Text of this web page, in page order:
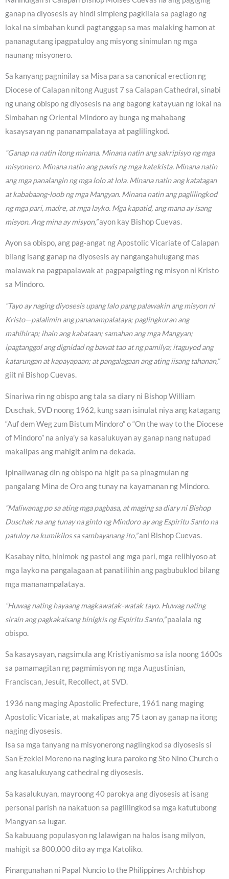
ganap na diyosesis ay hindi simpleng pagkilala sa paglago ng
lokal na simbahan kundi pagtanggap sa mas malaking hamon at
pananagutang ipagpatuloy ang misyong sinimulan ng mga
naunang misyonero.
Sa kanyang pagninilay sa Misa para sa canonical erection ng
Diocese of Calapan nitong August 7 sa Calapan Cathedral, sinabi
ng unang obispo ng diyosesis na ang bagong katayuan ng lokal na
Simbahan ng Oriental Mindoro ay bunga ng mahabang
kasaysayan ng pananampalataya at paglilingkod.
“Ganap na natin itong minana. Minana natin ang sakripisyo ng mga
misyonero. Minana natin ang pawis ng mga katekista. Minana natin
ang mga panalangin ng mga lolo at lola. Minana natin ang katatagan
at kababaang-loob ng mga Mangyan. Minana natin ang paglilingkod
ng mga pari, madre, at mga layko. Mga kapatid, ang mana ay isang
misyon. Ang mina ay misyon,”ayon kay Bishop Cuevas.
Ayon sa obispo, ang pag-angat ng Apostolic Vicariate of Calapan
bilang isang ganap na diyosesis ay nangangahulugang mas
malawak na pagpapalawak at pagpapaigting ng misyon ni Kristo
sa Mindoro.
“Tayo ay naging diyosesis upang lalo pang palawakin ang misyon ni
Kristo—palalimin ang pananampalataya; paglingkuran ang
mahihirap; ihain ang kabataan; samahan ang mga Mangyan;
ipagtanggol ang dignidad ng bawat tao at ng pamilya; itaguyod ang
katarungan at kapayapaan; at pangalagaan ang ating iisang tahanan,”
giit ni Bishop Cuevas.
Sinariwa rin ng obispo ang tala sa diary ni Bishop William
Duschak, SVD noong 1962, kung saan isinulat niya ang katagang
“Auf dem Weg zum Bistum Mindoro” o “On the way to the Diocese
of Mindoro” na aniya’y sa kasalukuyan ay ganap nang natupad
makalipas ang mahigit anim na dekada.
Ipinaliwanag din ng obispo na higit pa sa pinagmulan ng
pangalang Mina de Oro ang tunay na kayamanan ng Mindoro.
“Maliwanag po sa ating mga pagbasa, at maging sa diary ni Bishop
Duschak na ang tunay na ginto ng Mindoro ay ang Espiritu Santo na
patuloy na kumikilos sa sambayanang ito,”ani Bishop Cuevas.
Kasabay nito, hinimok ng pastol ang mga pari, mga relihiyoso at
mga layko na pangalagaan at panatilihin ang pagbubuklod bilang
mga mananampalataya.
“Huwag nating hayaang magkawatak-watak tayo. Huwag nating
sirain ang pagkakaisang binigkis ng Espiritu Santo,”paalala ng
obispo.
Sa kasaysayan, nagsimula ang Kristiyanismo sa isla noong 1600s
sa pamamagitan ng pagmimisyon ng mga Augustinian,
Franciscan, Jesuit, Recollect, at SVD.
1936 nang maging Apostolic Prefecture, 1961 nang maging
Apostolic Vicariate, at makalipas ang 75 taon ay ganap na itong
naging diyosesis.
Isa sa mga tanyang na misyonerong naglingkod sa diyosesis si
San Ezekiel Moreno na naging kura paroko ng Sto Nino Church o
ang kasalukuyang cathedral ng diyosesis.
Sa kasalukuyan, mayroong 40 parokya ang diyosesis at isang
personal parish na nakatuon sa paglilingkod sa mga katutubong
Mangyan sa lugar.
Sa kabuuang populasyon ng lalawigan na halos isang milyon,
mahigit sa 800,000 dito ay mga Katoliko.
Pinangunahan ni Papal Nuncio to the Philippines Archbishop